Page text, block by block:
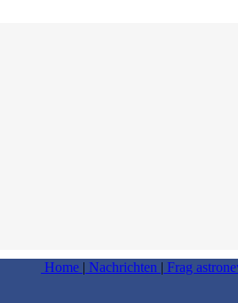
Home | Nachrichten | Frag